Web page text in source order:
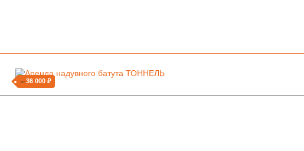
от36 000 ₽